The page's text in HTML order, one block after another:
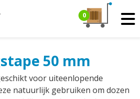
0
50 mm
voor uiteenlopende
natuurlijk gebruiken om dozen